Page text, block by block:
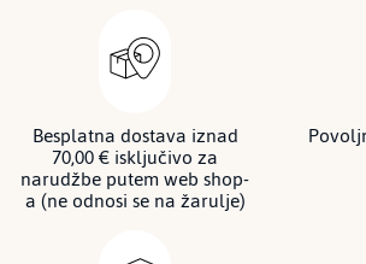
Besplatna dostava iznad
70,00 € isključivo za
narudžbe putem web shop-
a (ne odnosi se na žarulje)